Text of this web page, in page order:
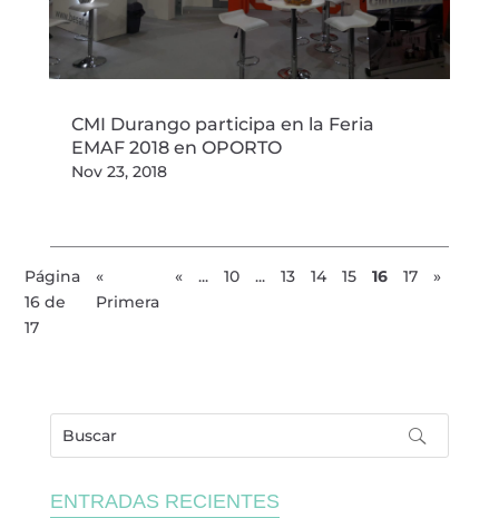
CMI Durango participa en la Feria
EMAF 2018 en OPORTO
Nov 23, 2018
Página
16 de
17
«
Primera
« ... 10 ... 13 14 15 16 17 »
ENTRADAS RECIENTES